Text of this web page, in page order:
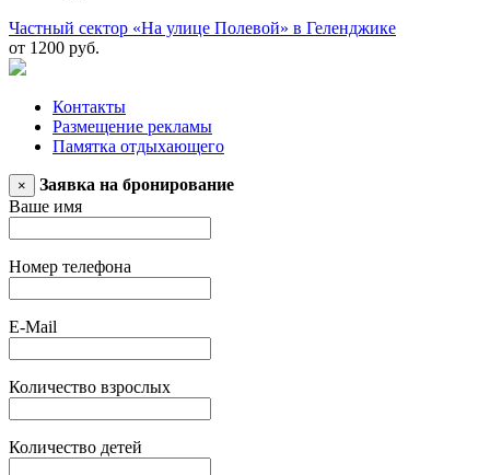
Частный сектор «На улице Полевой» в Геленджике
от 1200 руб.
Контакты
Размещение рекламы
Памятка отдыхающего
×
Заявка на бронирование
Ваше имя
Номер телефона
E-Mail
Количество взрослых
Количество детей